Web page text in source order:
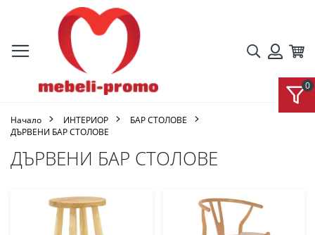
Търсене
Начало ИНТЕРИОР
БАР СТОЛОВЕ
ДЪРВЕНИ БАР СТОЛОВЕ
ДЪРВЕНИ БАР СТОЛОВЕ